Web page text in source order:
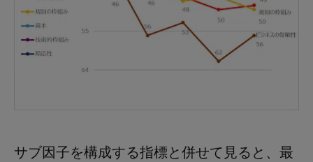
サブ因子を構成する指標と併せて見ると、最